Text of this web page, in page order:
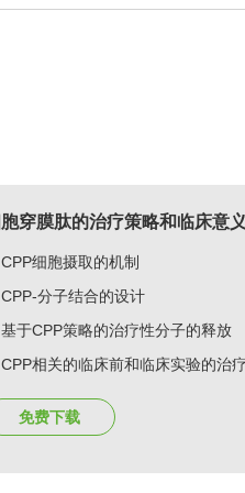
穿膜肽的治疗策略和临床意义
CPP细胞摄取的机制
CPP-分子结合的设计
基于CPP策略的治疗性分子的释放
CPP相关的临床前和临床实验的治
免费下载